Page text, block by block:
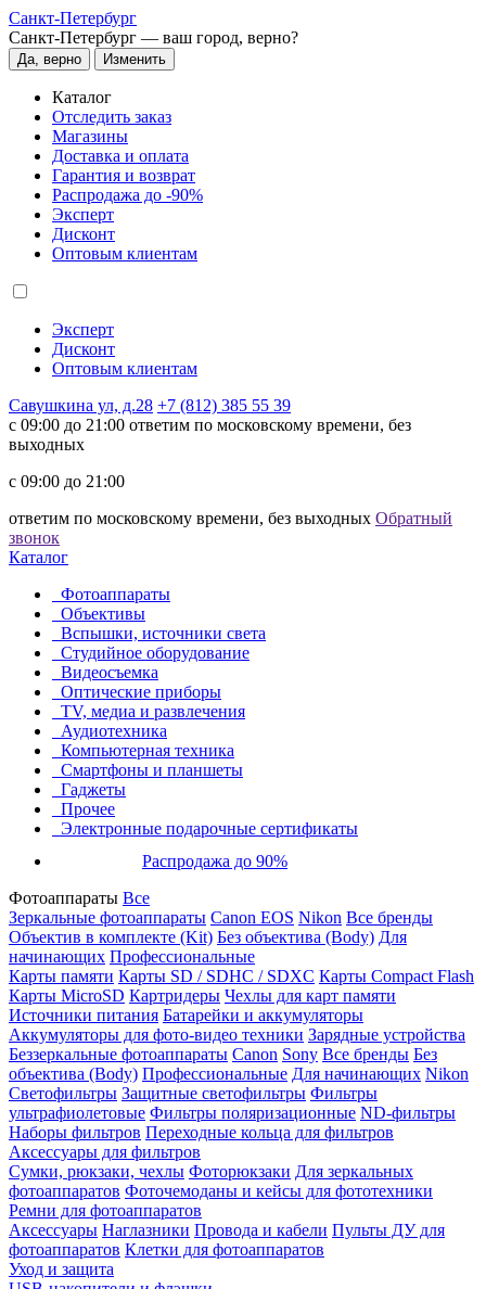
Санкт-Петербург
Санкт-Петербург — ваш город, верно?
Да, верно Изменить
Каталог
Отследить заказ
Магазины
Доставка и оплата
Гарантия и возврат
Распродажа до -90%
Эксперт
Дисконт
Оптовым клиентам
Эксперт
Дисконт
Оптовым клиентам
Савушкина ул, д.28 +7 (812) 385 55 39
c 09:00 до 21:00 ответим по московскому времени, без
выходных
c 09:00 до 21:00
ответим по московскому времени, без выходных Обратный
звонок
Каталог
Фотоаппараты
Объективы
Вспышки, источники света
Студийное оборудование
Видеосъемка
Оптические приборы
TV, медиа и развлечения
Аудиотехника
Компьютерная техника
Смартфоны и планшеты
Гаджеты
Прочее
Электронные подарочные сертификаты
Распродажа до 90%
Фотоаппараты Все
Зеркальные фотоаппараты Canon EOS Nikon Все бренды
Объектив в комплекте (Kit) Без объектива (Body) Для
начинающих Профессиональные
Карты памяти Карты SD / SDHC / SDXC Карты Compact Flash
Карты MicroSD Картридеры Чехлы для карт памяти
Источники питания Батарейки и аккумуляторы
Аккумуляторы для фото-видео техники Зарядные устройства
Беззеркальные фотоаппараты Canon Sony Все бренды Без
объектива (Body) Профессиональные Для начинающих Nikon
Светофильтры Защитные светофильтры Фильтры
ультрафиолетовые Фильтры поляризационные ND-фильтры
Наборы фильтров Переходные кольца для фильтров
Аксессуары для фильтров
Сумки, рюкзаки, чехлы Фоторюкзаки Для зеркальных
фотоаппаратов Фоточемоданы и кейсы для фототехники
Ремни для фотоаппаратов
Аксессуары Наглазники Провода и кабели Пульты ДУ для
фотоаппаратов Клетки для фотоаппаратов
Уход и защита